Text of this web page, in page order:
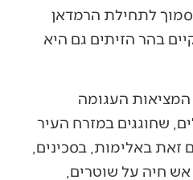
סמוך לתחילת הרמדאן
בהר הזיתים גם היא
העגומה
שחוגגים במזרח העיר
זאת באלימות, בסכינים,
אש חיה על שוטרים,